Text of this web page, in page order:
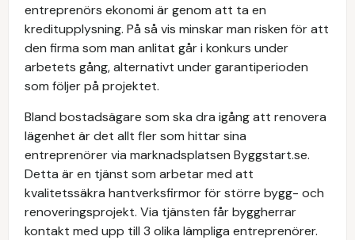
entreprenörs ekonomi är genom att ta en
kreditupplysning. På så vis minskar man risken för att
den firma som man anlitat går i konkurs under
arbetets gång, alternativt under garantiperioden
som följer på projektet.
Bland bostadsägare som ska dra igång att renovera
lägenhet är det allt fler som hittar sina
entreprenörer via marknadsplatsen Byggstart.se.
Detta är en tjänst som arbetar med att
kvalitetssäkra hantverksfirmor för större bygg- och
renoveringsprojekt. Via tjänsten får byggherrar
kontakt med upp till 3 olika lämpliga entreprenörer.